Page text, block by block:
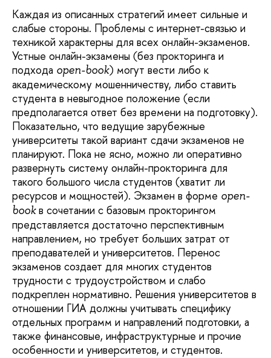
Каждая из описанных стратегий имеет сильные и
слабые стороны. Проблемы с интернет-связью и
техникой характерны для всех онлайн-экзаменов.
Устные онлайн-экзамены (без прокторинга и
подхода open-book) могут вести либо к
академическому мошенничеству, либо ставить
студента в невыгодное положение (если
предполагается ответ без времени на подготовку).
Показательно, что ведущие зарубежные
университеты такой вариант сдачи экзаменов не
планируют. Пока не ясно, можно ли оперативно
развернуть систему онлайн-прокторинга для
такого большого числа студентов (хватит ли
ресурсов и мощностей). Экзамен в форме open-
bookв сочетании с базовым прокторингом
представляется достаточно перспективным
направлением, но требует больших затрат от
преподавателей и университетов. Перенос
экзаменов создает для многих студентов
трудности с трудоустройством и слабо
подкреплен нормативно. Решения университетов в
отношении ГИА должны учитывать специфику
отдельных программ и направлений подготовки, а
также финансовые, инфраструктурные и прочие
особенности и университетов, и студентов.